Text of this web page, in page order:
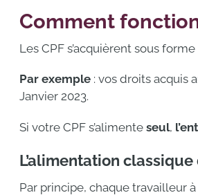
Comment
Les CPF s’acquièrent sous
Par exemple : vos droits acquis
Janvier 2023.
Si votre CPF s’alimente seul,
L’alimentation classique
Par principe, chaque travailleur